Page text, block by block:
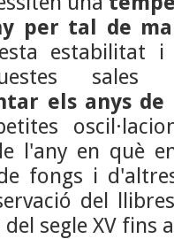
per tal de
estabilitat i
sales
els anys de
l'any en què
fongs i
del
segle XV fins